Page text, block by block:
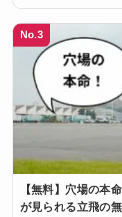
No.3
【無料】穴場の本
が見られる立飛の